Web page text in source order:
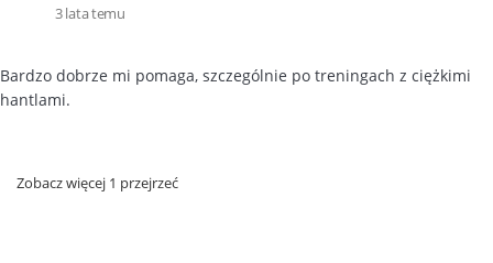
3 lata temu
Bardzo dobrze mi pomaga, szczególnie po treningach z ciężkimi
hantlami.
Zobacz więcej 1 przejrzeć